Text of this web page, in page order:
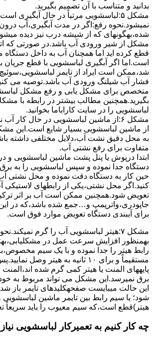
بدانید و متناسب با آن تصمیم بگیرید.
مشکل ۵:لباسشویی مرتباً در ﺣﺎل آﺑﮕﯿﺮی
نمیشود.نحوه رﻓﻊ:اﮔﺮ در ﻣﺪت آﺑﮕﯿﺮی،آب درون
ﺷﺪه،بهگونهای ﮐﻪ از ﺷﯿﺸﻪ درب ﻧﯿﺰ دﯾﺪه
مشکل از شیر ورودی آب باشد.در صورتی که
قطع کرده اید اما همچنان آب به داخل دستگاه
است.اما اگر آبگیری لباسشویی با قطع
شد،ممکن است ایراد از تایمر
فشار آب شیلنگ ورودی آب باشد.توصیه می کنیم
متخصص برای مشکل یابی و رفع مشکل
بگیرید.همچنین مطالب بیشتر در رابطه با
لباسشویی را در سایت کاراباما بخوانید.
مشکل ۶:از ﻣﺎﺷﯿﻦ لباسشویی در ﺣﺎل
از ماشین لباسشویی بسیار شایع است.این
به محل دقیق نشت آب،دلایل مختلفی داشته
متفاوت برای رفع نشتی آب.
ابتدا درپوش یا پنل ﭘﺸﺖ ﻣﺎﺷﯿﻦ لباسشویی و
دستگاه ﺟﺪا ﻧﻤﻮده و ﺳﭙﺲ لباسشویی را ﺑﻪ
حین کار به دستگاه دقت نموده و ﻣﺤﻞ نشتی
کنید.اﮔﺮ ﻣﺤﻞ نشتی،ﯾﮑﯽ از رابطهای
ﺗﻌﻮﯾﺾ شود.همچنین ﻣﻤﮑﻦ اﺳﺖ آب بر اثر
ﺟﺎﭘﻮدری،واترپمپ و…جمع شده ﺑﺎﺷﺪ،ﮐﻪ در
برای آببندی دستگاه ﺗﻌﻮﯾﺾ ﻣﻮارد ﻓﻮق اﺳﺖ.
مشکل ۷:ﻫﯿﺘﺮ لباسشویی آب را ﮔﺮم
بهمنظور اﻓﺰاﯾﺶ ﺳﺮﻋﺖ ﻋﻤﻞ در
مستقیماً و برای ۱۰ ﺛﺎﻧﯿﻪ ﺑﻪ ﻫﯿﺘﺮ وصل
پایههای اﻟﻤﻨﺖ یا هیتر کمی ﮔﺮم ﺷﺪه
ﺑﺮق نمیرسد.اﯾﻦ ﻣﺸﮑﻞ می تواند مربوط به ﺧﻮد
این حالت میبایست صفحهکلیدهای ﺗﺎﯾﻤﺮ باز
شود؛ ﯾﺎ ﺳﯿﻢ راﺑﻂ ﺑﯿﻦ ﺗﺎﯾﻤﺮ ماشین
ﻫﯿﺘﺮ)ﻗﻄﻊ اﺳﺖ،ﮐﻪ ﺳﯿﻢ ﻣﻌﯿﻮب را ﺑﺎﯾﺪ سریعاً
چه کار کنیم به تعمیرکار لباسشویی